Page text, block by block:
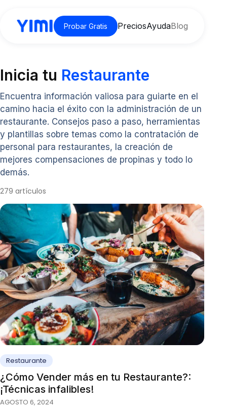
Probar Gratis PreciosAyudaBlog
Inicia tu Restaurante
Encuentra información valiosa para guiarte en el
camino hacia el éxito con la administración de un
restaurante. Consejos paso a paso, herramientas
y plantillas sobre temas como la contratación de
personal para restaurantes, la creación de
mejores compensaciones de propinas y todo lo
demás.
279 artículos
Restaurante
¿Cómo Vender más en tu Restaurante?:
¡Técnicas infalibles!
AGOSTO 6, 2024